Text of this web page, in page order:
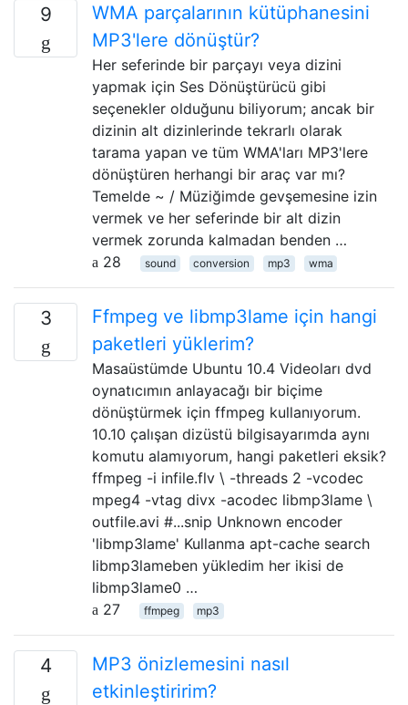
9
WMA parçalarının kütüphanesini
MP3'lere dönüştür?
Her seferinde bir parçayı veya dizini
yapmak için Ses Dönüştürücü gibi
seçenekler olduğunu biliyorum; ancak bir
dizinin alt dizinlerinde tekrarlı olarak
tarama yapan ve tüm WMA'ları MP3'lere
dönüştüren herhangi bir araç var mı?
Temelde ~ / Müziğimde gevşemesine izin
vermek ve her seferinde bir alt dizin
vermek zorunda kalmadan benden …
28
sound conversion mp3 wma
3
Ffmpeg ve libmp3lame için hangi
paketleri yüklerim?
Masaüstümde Ubuntu 10.4 Videoları dvd
oynatıcımın anlayacağı bir biçime
dönüştürmek için ffmpeg kullanıyorum.
10.10 çalışan dizüstü bilgisayarımda aynı
komutu alamıyorum, hangi paketleri eksik?
ffmpeg -i infile.flv \ -threads 2 -vcodec
mpeg4 -vtag divx -acodec libmp3lame \
outfile.avi #...snip Unknown encoder
'libmp3lame' Kullanma apt-cache search
libmp3lameben yükledim her ikisi de
libmp3lame0 …
27
ffmpeg mp3
4
MP3 önizlemesini nasıl
etkinleştiririm?